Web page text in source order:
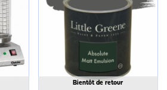
Bientôt de retour